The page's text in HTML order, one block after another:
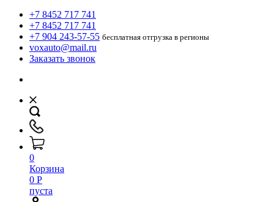
+7 8452 717 741
+7 8452 717 741
+7 904 243-57-55 бесплатная отгрузка в регионы
voxauto@mail.ru
Заказать звонок
0
Корзина
0 Р
пуста